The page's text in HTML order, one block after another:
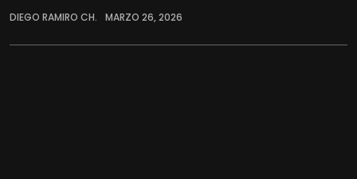
DIEGO RAMIRO CH. MARZO 26, 2026